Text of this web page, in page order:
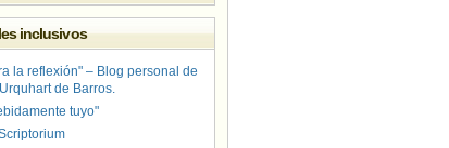
inclusivos
la reflexión" – Blog personal de
de Barros.
tuyo"